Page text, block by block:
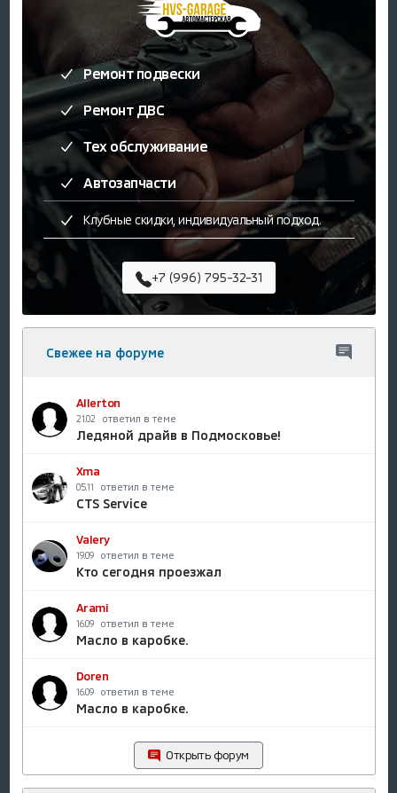
Ремонт подвески
Ремонт ДВС
Тех обслуживание
Автозапчасти
Клубные скидки, индивидуальный подход.
+7 (996) 795-32-31
Свежее на форуме
Allerton
21.02 ответил в теме
Ледяной драйв в Подмосковье!
Xma
05.11 ответил в теме
CTS Service
Valery
19.09 ответил в теме
Кто сегодня проезжал
Arami
16.09 ответил в теме
Масло в каробке.
Doren
16.09 ответил в теме
Масло в каробке.
Открыть форум